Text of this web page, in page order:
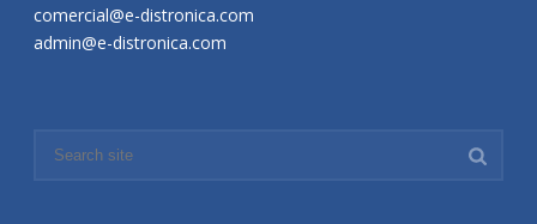
comercial@e-distronica.com
admin@e-distronica.com